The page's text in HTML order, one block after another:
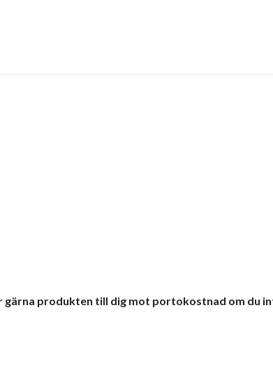
produkten till dig mot portokostnad om du